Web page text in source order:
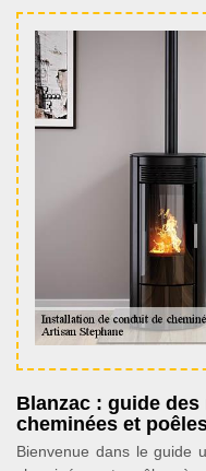
Blanzac : guide
cheminées et
Bienvenue dans le guide